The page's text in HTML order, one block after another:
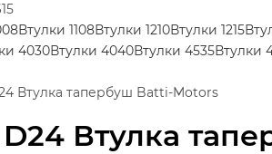
D24 Втулка
Втулки 1108Втулки 1210Втулки 1215
4030Втулки 4040Втулки 4535Втулки
Втулка тапербуш Batti-Motors